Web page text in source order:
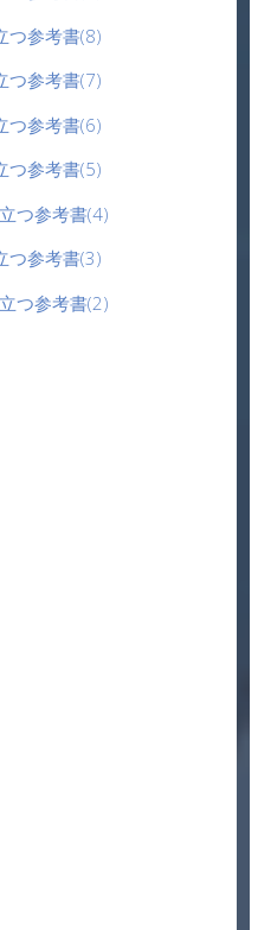
つ参考書(8)
つ参考書(7)
つ参考書(6)
つ参考書(5)
つ参考書(4)
つ参考書(3)
つ参考書(2)